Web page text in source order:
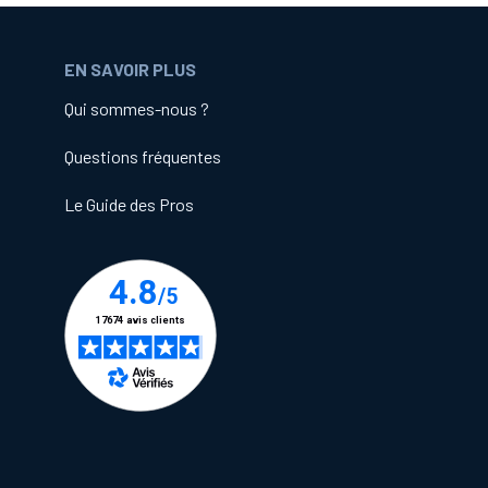
à la corrosion
(en optant pour de l’inox
à linge.
vis à œillet à supporter des charges
EN SAVOIR PLUS
Qui sommes-nous ?
Questions fréquentes
Le Guide des Pros